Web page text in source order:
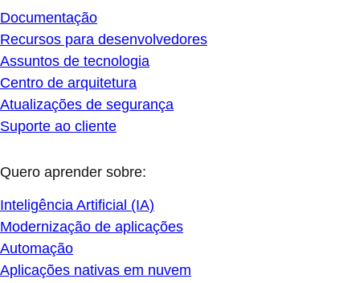
Documentação
Recursos para desenvolvedores
Assuntos de tecnologia
Centro de arquitetura
Atualizações de segurança
Suporte ao cliente
Quero aprender sobre:
Inteligência Artificial (IA)
Modernização de aplicações
Automação
Aplicações nativas em nuvem